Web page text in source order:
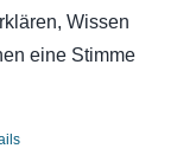
Wissen
eine Stimme